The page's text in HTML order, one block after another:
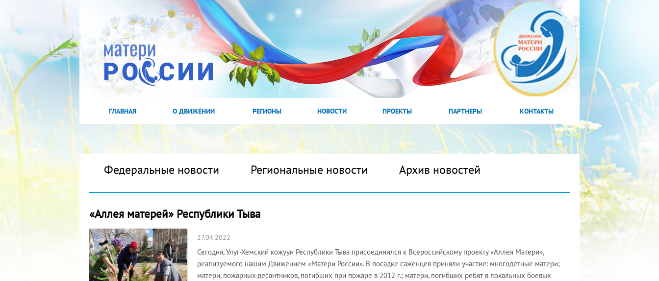
ГЛАВНАЯ О ДВИЖЕНИИ РЕГИОНЫ НОВОСТИ ПРОЕКТЫ ПАРТНЕРЫ КОНТАКТЫ
Федеральные новости Региональные новости Архив новостей
«Аллея матерей» Республики Тыва
27.04.2022
Сегодня, Улуг-Хемский кожуун Республики Тыва присоединился к Всероссийскому проекту «Аллея Матери»,
реализуемого нашим Движением «Матери России». В посадке саженцев приняли участие: многодетные матери;
матери, пожарных-десантников, погибших при пожаре в 2012 г.; матери, погибших ребят в локальных боевых